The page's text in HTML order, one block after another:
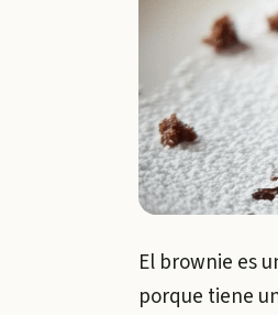
El brownie es
porque tiene